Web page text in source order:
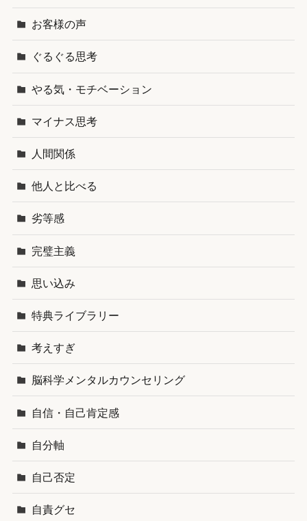
お客様の声
ぐるぐる思考
やる気・モチベーション
マイナス思考
人間関係
他人と比べる
劣等感
完璧主義
思い込み
特典ライブラリー
考えすぎ
脳科学メンタルカウンセリング
自信・自己肯定感
自分軸
自己否定
自責グセ